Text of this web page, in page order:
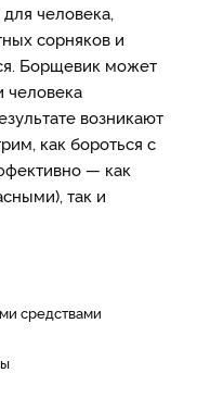
человека,
сорняков и
Борщевик может
человека
возникают
как бороться с
— как
так и
средствами